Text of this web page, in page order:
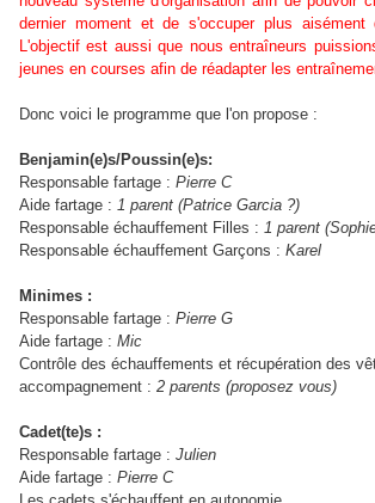
dernier moment et de s'occuper plus aisément
L'objectif est aussi que nous entraîneurs
jeunes en courses afin de réadapter les
Donc voici le programme que l'on propose :
Benjamin(e)s/Poussin(e)s:
Responsable fartage : Pierre C
Aide fartage : 1 parent (Patrice Garcia ?)
Responsable échauffement Filles : 1 parent
Responsable échauffement Garçons : Karel
Minimes :
Responsable fartage : Pierre G
Aide fartage : Mic
Contrôle des échauffements et récupération des
accompagnement : 2 parents (proposez vous)
Cadet(te)s :
Responsable fartage : Julien
Aide fartage : Pierre C